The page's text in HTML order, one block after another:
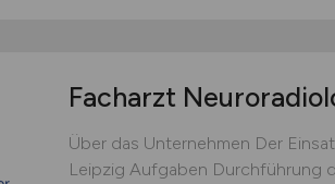
Facharzt
Über das Unternehmen Der
Leipzig Aufgaben Durchführung